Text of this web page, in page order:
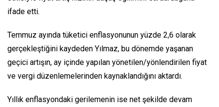
ifade etti.
Temmuz ayında tüketici enflasyonunun yüzde 2,6 olarak
gerçekleştiğini kaydeden Yılmaz, bu dönemde yaşanan
geçici artışın, ay içinde yapılan yönetilen/yönlendirilen fiyat
ve vergi düzenlemelerinden kaynaklandığını aktardı.
Yıllık enflasyondaki gerilemenin ise net şekilde devam